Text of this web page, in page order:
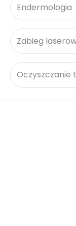
Endermologia
Zabieg
Oczyszczanie